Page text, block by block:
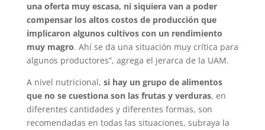
una oferta muy escasa, ni siquiera van a poder
compensar los altos costos de producción que
implicaron algunos cultivos con un rendimiento
muy magro. Ahí se da una situación muy crítica para
algunos productores”, agrega el jerarca de la UAM.
A nivel nutricional, si hay un grupo de alimentos
que no se cuestiona son las frutas y verduras, en
diferentes cantidades y diferentes formas, son
recomendadas en todas las situaciones, subraya la